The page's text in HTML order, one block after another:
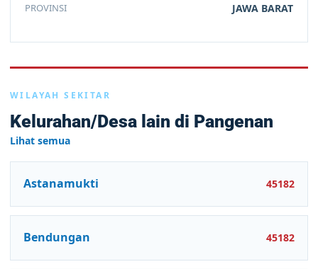
PROVINSI JAWA BARAT
WILAYAH SEKITAR
Kelurahan/Desa lain di Pangenan
Lihat semua
Astanamukti 45182
Bendungan 45182